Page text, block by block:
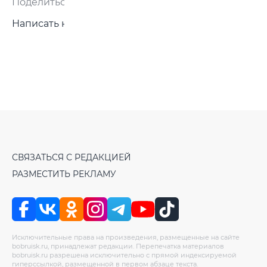
Написать нам
СВЯЗАТЬСЯ С РЕДАКЦИЕЙ
РАЗМЕСТИТЬ РЕКЛАМУ
Исключительные права на произведения, размещенные на сайте
bobruisk.ru, принадлежат редакции. Перепечатка материалов
bobruisk.ru разрешена исключительно с прямой индексируемой
гиперссылкой, размещенной в первом абзаце текста.